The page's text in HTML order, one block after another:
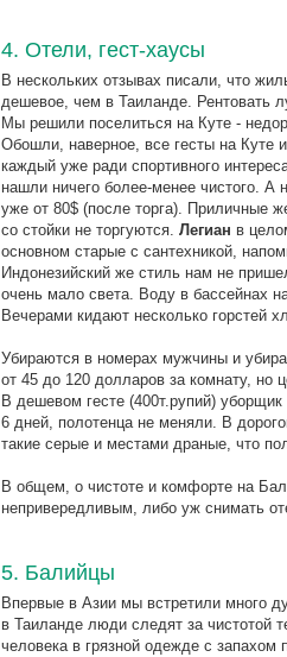
4. Отели, гест-хаусы
В нескольких отзывах писали, что
дешевое, чем в Таиланде. Рентовать
Мы решили поселиться на Куте -
Обошли, наверное, все гесты на Куте
каждый уже ради спортивного
нашли ничего более-менее чистого. А
уже от 80$ (после торга). Приличные
со стойки не торгуются. Легиан в
основном старые с сантехникой,
Индонезийский же стиль нам не
очень мало света. Воду в бассейнах
Вечерами кидают несколько горстей
Убираются в номерах мужчины и
от 45 до 120 долларов за комнату, но
В дешевом гесте (400т.рупий)
6 дней, полотенца не меняли. В
такие серые и местами драные, что
В общем, о чистоте и комфорте на
непривередливым, либо уж снимать
5. Балийцы
Впервые в Азии мы встретили много
в Таиланде люди следят за чистотой
человека в грязной одежде с запахом